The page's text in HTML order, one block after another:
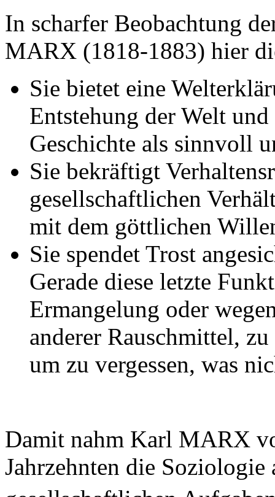
In scharfer Beobachtung
MARX (1818-1883) hier
Sie bietet eine
Entstehung der Welt
Geschichte als sinnvoll
Sie bekräftigt
gesellschaftlichen
mit dem göttlichen
Sie spendet Trost
Gerade diese letzte
Ermangelung oder
anderer Rauschmittel,
um zu vergessen, was
Damit nahm Karl MARX
Jahrzehnten die